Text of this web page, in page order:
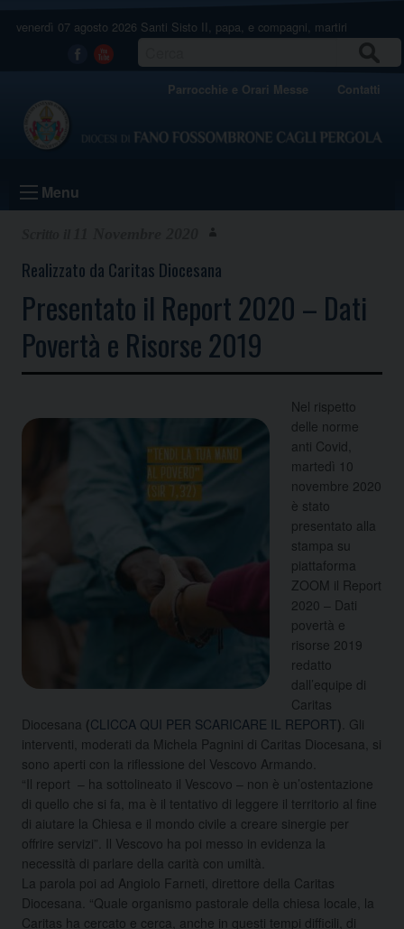
venerdì 07 agosto 2026 Santi Sisto II, papa, e compagni, martiri
Facebook
Youtube
Parrocchie e Orari Messe Contatti
Menu
Realizzato da Caritas Diocesana
Presentato il Report 2020 – Dati
Povertà e Risorse 2019
Nel rispetto
delle norme
anti Covid,
martedì 10
novembre 2020
è stato
presentato alla
stampa su
piattaforma
ZOOM il Report
2020 – Dati
povertà e
risorse 2019
redatto
dall’equipe di
Caritas
Diocesana (CLICCA QUI PER SCARICARE IL REPORT) . Gli
interventi, moderati da Michela Pagnini di Caritas Diocesana, si
sono aperti con la riflessione del Vescovo Armando.
“Il report – ha sottolineato il Vescovo – non è un’ostentazione
di quello che si fa, ma è il tentativo di leggere il territorio al fine
di aiutare la Chiesa e il mondo civile a creare sinergie per
offrire servizi”. Il Vescovo ha poi messo in evidenza la
necessità di parlare della carità con umiltà.
La parola poi ad Angiolo Farneti, direttore della Caritas
Diocesana. “Quale organismo pastorale della chiesa locale, la
Caritas ha cercato e cerca, anche in questi tempi difficili, di